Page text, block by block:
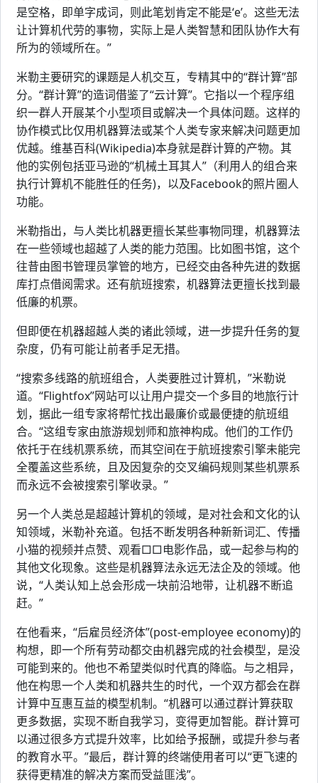
是空格，即单字成词，则此笔划肯定不能是‘e’。这些无法
让计算机代劳的事物，实际上是人类智慧和团队协作大有
所为的领域所在。”
米勒主要研究的课题是人机交互，专精其中的“群计算”部
分。“群计算”的造词借鉴了“云计算”。它指以一个程序组
织一群人开展某个小型项目或解决一个具体问题。这样的
协作模式比仅用机器算法或某个人类专家来解决问题更加
优越。维基百科(Wikipedia)本身就是群计算的产物。其
他的实例包括亚马逊的“机械土耳其人”（利用人的组合来
执行计算机不能胜任的任务)，以及Facebook的照片圈人
功能。
米勒指出，与人类比机器更擅长某些事物同理，机器算法
在一些领域也超越了人类的能力范围。比如图书馆，这个
往昔由图书管理员掌管的地方，已经交由各种先进的数据
库打点借阅需求。还有航班搜索，机器算法更擅长找到最
低廉的机票。
但即便在机器超越人类的诸此领域，进一步提升任务的复
杂度，仍有可能让前者手足无措。
“搜索多线路的航班组合，人类要胜过计算机，”米勒说
道。“Flightfox”网站可以让用户提交一个多目的地旅行计
划，据此一组专家将帮忙找出最廉价或最便捷的航班组
合。“这组专家由旅游规划师和旅神构成。他们的工作仍
依托于在线机票系统，而其空间在于航班搜索引擎未能完
全覆盖这些系统，且及因复杂的交叉编码规则某些机票系
而永远不会被搜索引擎收录。”
另一个人类总是超越计算机的领域，是对社会和文化的认
知领域，米勒补充道。包括不断发明各种新新词汇、传播
小猫的视频并点赞、观看□□电影作品，或一起参与构的
其他文化现象。这些是机器算法永远无法企及的领域。他
说，“人类认知上总会形成一块前沿地带，让机器不断追
赶。”
在他看来，“后雇员经济体”(post-employee economy)的
构想，即一个所有劳动都交由机器完成的社会模型，是没
可能到来的。他也不希望类似时代真的降临。与之相异，
他在构思一个人类和机器共生的时代，一个双方都会在群
计算中互惠互益的模型机制。“机器可以通过群计算获取
更多数据，实现不断自我学习，变得更加智能。群计算可
以通过很多方式提升效率，比如给予报酬，或提升参与者
的教育水平。”最后，群计算的终端使用者可以“更飞速的
获得更精准的解决方案而受益匪浅”。